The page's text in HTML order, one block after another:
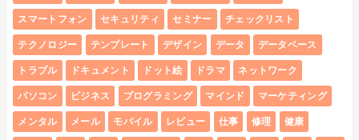
スマートフォン セキュリティ セミナー チェックリスト
テクノロジー テンプレート デザイン データ データベース
トラブル ドキュメント ドット絵 ドラマ ネットワーク
パソコン ビジネス プログラミング マインド マーケティング
メンタル メール モバイル レビュー 仕事 修理 健康